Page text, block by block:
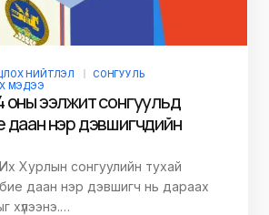
НИЙТЛЭЛ
СОНГУУЛЬ
МЭДЭЭ
ээлжит сонгуульд
даан нэр дэвшигчдийн
Хурлын сонгуулийн тухай
даан нэр дэвшигч нь дараах
хүлээнэ.…